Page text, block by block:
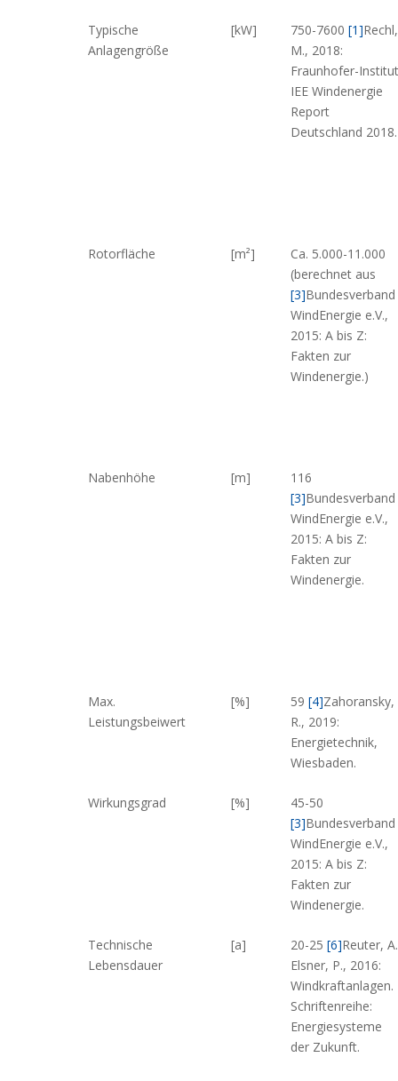
Typische
Anlagengröße
[kW] 750-7600 [1]Rechl,
M., 2018:
Fraunhofer-Institut
IEE Windenergie
Report
Deutschland 2018.
Rotorfläche [m²]
Ca. 5.000-11.000
(berechnet aus
[3]Bundesverband
WindEnergie e.V.,
2015: A bis Z:
Fakten zur
Windenergie.)
Nabenhöhe [m]
116
[3]Bundesverband
WindEnergie e.V.,
2015: A bis Z:
Fakten zur
Windenergie.
Max.
Leistungsbeiwert
[%] 59 [4]Zahoransky,
R., 2019:
Energietechnik,
Wiesbaden.
Wirkungsgrad [%]
45-50
[3]Bundesverband
WindEnergie e.V.,
2015: A bis Z:
Fakten zur
Windenergie.
Technische
Lebensdauer
[a] 20-25 [6]Reuter,
Elsner, P., 2016:
Windkraftanlagen.
Schriftenreihe:
Energiesysteme
der Zukunft.